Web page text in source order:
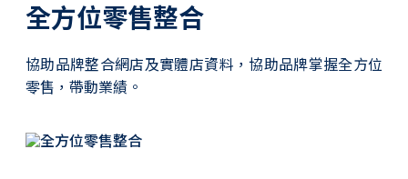
全方位零售整合
協助品牌整合網店及實體店資料，協助品牌掌握全方位
零售，帶動業績。